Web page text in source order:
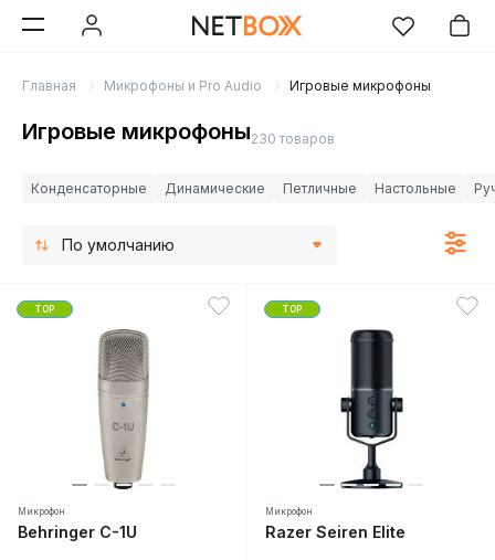
Главная Микрофоны и Pro Audio Игровые микрофоны
Игровые микрофоны230 товаров
Конденсаторные Динамические Петличные Настольные
По умолчанию
TOP
Микрофон
Behringer C-1U
TOP
Микрофон
Razer Seiren Elite